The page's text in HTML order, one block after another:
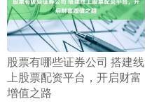
​股票有哪些证券公司 搭建线
上股票配资平台，开启财富
增值之路